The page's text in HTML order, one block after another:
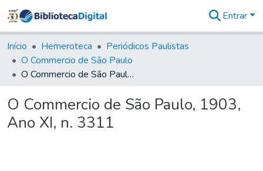
&
Coleções
Tudo na
Biblioteca
Estatísticas
Entrar
Início Hemeroteca
Periódicos Paulistas
O Commercio de São Paulo
O Commercio de São Paulo, 1903, Ano XI, n. 3311
O Commercio de São Paulo, 1903,
Ano XI, n. 3311